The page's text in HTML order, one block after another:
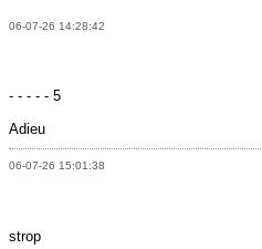
06-07-26 14:28:42
- - - - - 5
Adieu
06-07-26 15:01:38
strop